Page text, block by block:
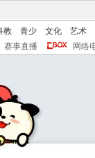
教 青少 文化
艺术
赛事直播 网络